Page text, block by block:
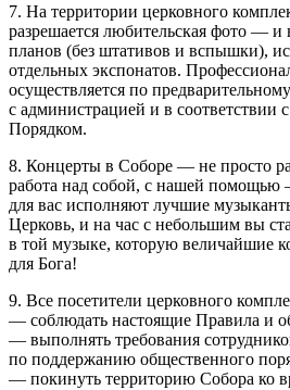
7. На территории церковного
разрешается любительская фото —
планов (без штативов и вспышки),
отдельных экспонатов.
осуществляется по
с администрацией и в соответствии
Порядком.
8. Концерты в Соборе — не просто
работа над собой, с нашей
для вас исполняют лучшие
Церковь, и на час с небольшим вы
в той музыке, которую величайшие
для Бога!
9. Все посетители церковного
— соблюдать настоящие Правила и
— выполнять требования
по поддержанию общественного
— покинуть территорию Собора ко